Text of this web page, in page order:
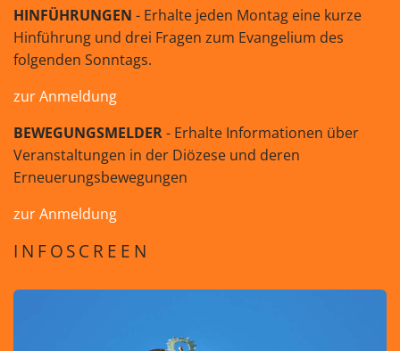
HINFÜHRUNGEN - Erhalte jeden Montag eine kurze
Hinführung und drei Fragen zum Evangelium des
folgenden Sonntags.
zur Anmeldung
BEWEGUNGSMELDER- Erhalte Informationen über
Veranstaltungen in der Diözese und deren
Erneuerungsbewegungen
zur Anmeldung
INFOSCREEN